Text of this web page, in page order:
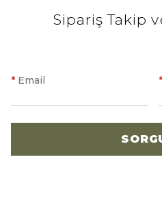
Sipariş Takip
* Email *